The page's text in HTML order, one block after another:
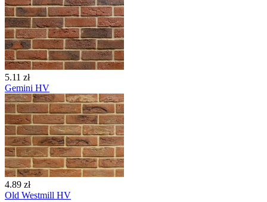
5.11 zł
Gemini HV
4.89 zł
Old Westmill HV